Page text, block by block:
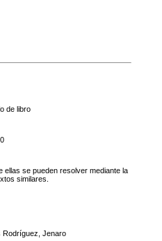
de libro
ellas se pueden resolver mediante la
similares.
Rodríguez, Jenaro